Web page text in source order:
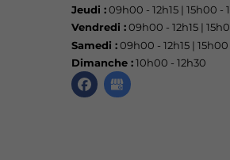
Jeudi :09h00 - 12h15 | 15h00 -
Vendredi :09h00 - 12h15 |
Samedi :09h00 - 12h15 | 15h00
Dimanche :10h00 - 12h30